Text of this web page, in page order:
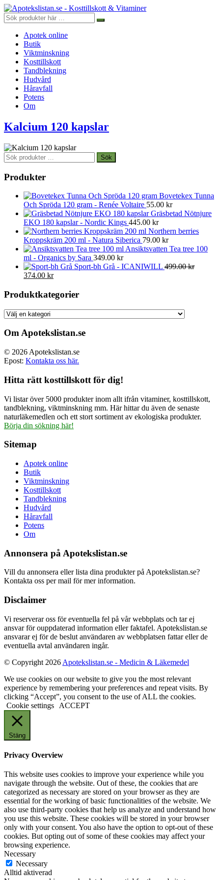
Apotek online
Butik
Viktminskning
Kosttillskott
Tandblekning
Hudvård
Håravfall
Potens
Om
Kalcium 120 kapslar
Sök
efter:
Sök
Produkter
Bovetekex Tunna
Och Spröda 120 gram - Renée Voltaire 55.00 kr
Gräsbetad Nötnjure
EKO 180 kapslar - Nordic Kings 445.00 kr
Northern berries
Kroppskräm 200 ml - Natura Siberica 79.00 kr
Ansiktsvatten Tea tree 100
ml - Organics by Sara 349.00 kr
Sport-bh Grå - ICANIWILL 499.00kr
Det
priset
499.00 kr.
374.00 krDet
priset
är:
374.00 kr.
Produktkategorier
Om Apotekslistan.se
© 2026 Apotekslistan.se
Epost: Kontakta oss här.
Hitta rätt kosttillskott för dig!
Vi listar över 5000 produkter inom allt ifrån vitaminer, kosttillskott,
tandblekning, viktminskning mm. Här hittar du även de senaste
naturläkemedlen och ett stort sortiment av ekologiska produkter.
Börja din sökning här!
Sitemap
Apotek online
Butik
Viktminskning
Kosttillskott
Tandblekning
Hudvård
Håravfall
Potens
Om
Annonsera på Apotekslistan.se
Vill du annonsera eller lista dina produkter på Apotekslistan.se?
Kontakta oss per mail för mer information.
Disclaimer
Vi reserverar oss för eventuella fel på vår webbplats och tar ej
ansvar för ouppdaterad information eller faktafel. Apotekslistan.se
ansvarar ej för de beslut användaren av webbplatsen fattar eller de
eventuella avtal användaren ingår.
© Copyright 2026 Apotekslistan.se - Medicin & Läkemedel
We use cookies on our website to give you the most relevant
experience by remembering your preferences and repeat visits. By
clicking “Accept”, you consent to the use of ALL the cookies.
Cookie settings
ACCEPT
Stäng
Privacy Overview
This website uses cookies to improve your experience while you
navigate through the website. Out of these, the cookies that are
categorized as necessary are stored on your browser as they are
essential for the working of basic functionalities of the website. We
also use third-party cookies that help us analyze and understand how
you use this website. These cookies will be stored in your browser
only with your consent. You also have the option to opt-out of these
cookies. But opting out of some of these cookies may affect your
browsing experience.
Necessary
Necessary
Alltid aktiverad